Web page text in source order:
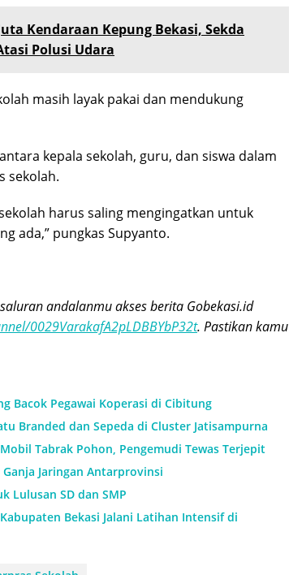
Kendaraan Kepung Bekasi, Sekda
Polusi Udara
masih layak pakai dan mendukung
kepala sekolah, guru, dan siswa dalam
sekolah.
harus saling mengingatkan untuk
ada,” pungkas Supyanto.
andalanmu akses berita Gobekasi.id
0029VarakafA2pLDBBYbP32t. Pastikan kamu
Bacok Pegawai Koperasi di Cibitung
Branded dan Sepeda di Cluster Jatisampurna
Tabrak Pohon, Pengemudi Tewas Terjepit
Jaringan Antarprovinsi
Lulusan SD dan SMP
Bekasi Jalani Latihan Intensif di